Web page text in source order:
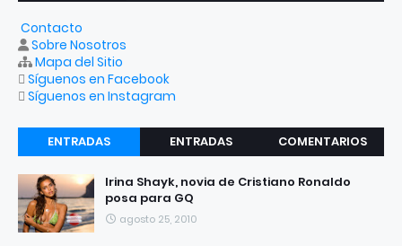
Contacto
Sobre Nosotros
Mapa del Sitio
Síguenos en Facebook
Síguenos en Instagram
ENTRADAS
RECIENTES
ENTRADAS
COMENTARIOS
Irina Shayk, novia de Cristiano Ronaldo
posa para GQ
agosto 25, 2010